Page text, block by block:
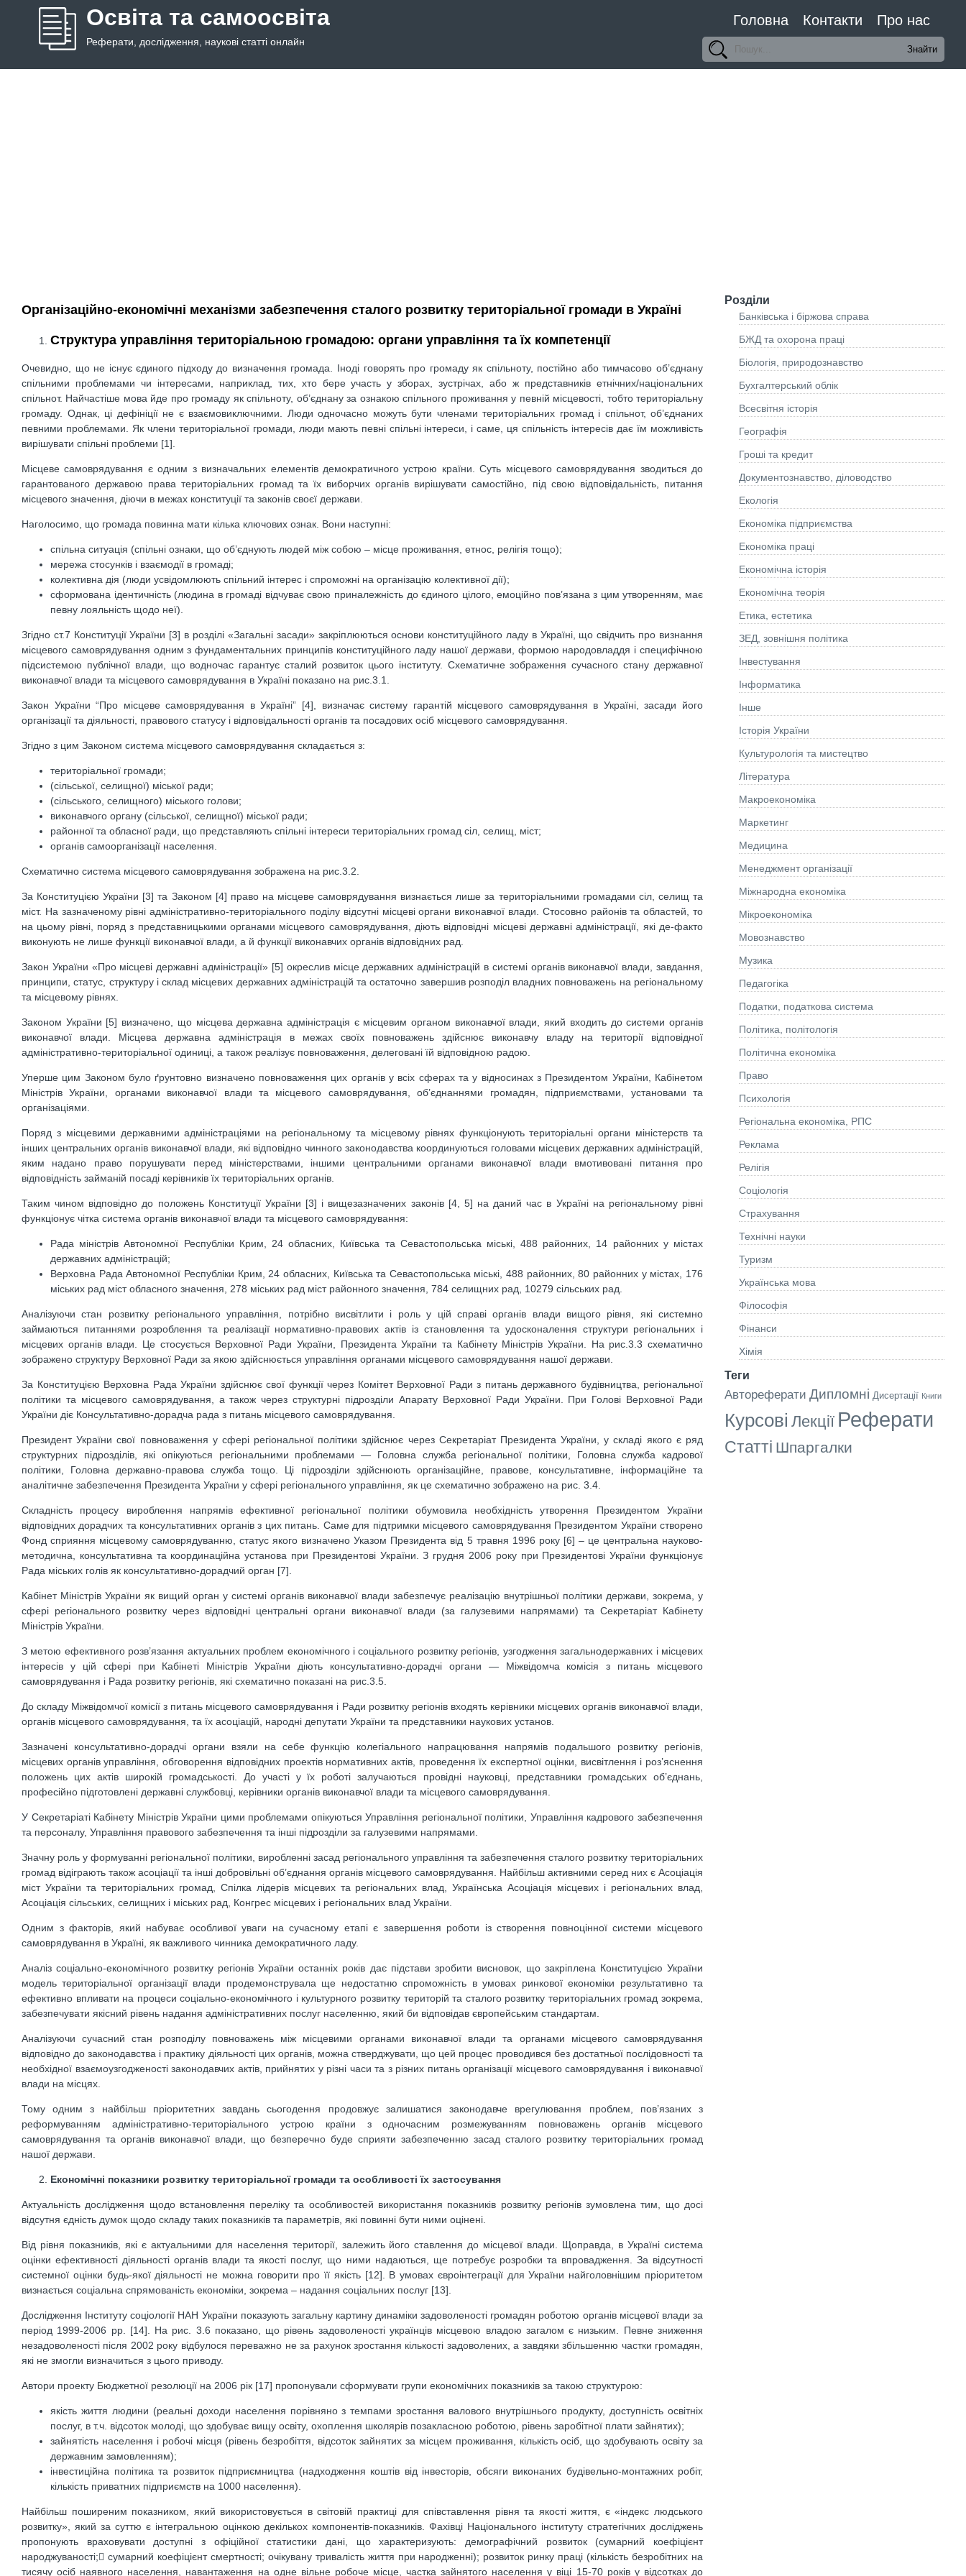
Освіта та самоосвіта
Реферати, дослідження, наукові статті онлайн
Головна Контакти Про нас
Організаційно-економічні механізми забезпечення сталого розвитку територіальної громади в Україні
Структура управління територіальною громадою: органи управління та їх компетенції
Очевидно, що не існує єдиного підходу до визначення громада. Іноді говорять про громаду як спільноту, постійно або тимчасово об’єднану
спільними проблемами чи інтересами, наприклад, тих, хто бере участь у зборах, зустрічах, або ж представників етнічних/національних
спільнот. Найчастіше мова йде про громаду як спільноту, об’єднану за ознакою спільного проживання у певній місцевості, тобто територіальну
громаду. Однак, ці дефініції не є взаємовиключними. Люди одночасно можуть бути членами територіальних громад і спільнот, об’єднаних
певними проблемами. Як члени територіальної громади, люди мають певні спільні інтереси, і саме, ця спільність інтересів дає їм можливість
вирішувати спільні проблеми [1].
Місцеве самоврядування є одним з визначальних елементів демократичного устрою країни. Суть місцевого самоврядування зводиться до
гарантованого державою права територіальних громад та їх виборчих органів вирішувати самостійно, під свою відповідальність, питання
місцевого значення, діючи в межах конституції та законів своєї держави.
Наголосимо, що громада повинна мати кілька ключових ознак. Вони наступні:
спільна ситуація (спільні ознаки, що об’єднують людей між собою – місце проживання, етнос, релігія тощо);
мережа стосунків і взаємодії в громаді;
колективна дія (люди усвідомлюють спільний інтерес і спроможні на організацію колективної дії);
сформована ідентичність (людина в громаді відчуває свою приналежність до єдиного цілого, емоційно пов’язана з цим утворенням, має
певну лояльність щодо неї).
Згідно ст.7 Конституції України [3] в розділі «Загальні засади» закріплюються основи конституційного ладу в Україні, що свідчить про визнання
місцевого самоврядування одним з фундаментальних принципів конституційного ладу нашої держави, формою народовладдя і специфічною
підсистемою публічної влади, що водночас гарантує сталий розвиток цього інституту. Схематичне зображення сучасного стану державної
виконавчої влади та місцевого самоврядування в Україні показано на рис.3.1.
Закон України “Про місцеве самоврядування в Україні” [4], визначає систему гарантій місцевого самоврядування в Україні, засади його
організації та діяльності, правового статусу і відповідальності органів та посадових осіб місцевого самоврядування.
Згідно з цим Законом система місцевого самоврядування складається з:
територіальної громади;
(сільської, селищної) міської ради;
(сільського, селищного) міського голови;
виконавчого органу (сільської, селищної) міської ради;
районної та обласної ради, що представляють спільні інтереси територіальних громад сіл, селищ, міст;
органів самоорганізації населення.
Схематично система місцевого самоврядування зображена на рис.3.2.
За Конституцією України [3] та Законом [4] право на місцеве самоврядування визнається лише за територіальними громадами сіл, селищ та
міст. На зазначеному рівні адміністративно-територіального поділу відсутні місцеві органи виконавчої влади. Стосовно районів та областей, то
на цьому рівні, поряд з представницькими органами місцевого самоврядування, діють відповідні місцеві державні адміністрації, які де-факто
виконують не лише функції виконавчої влади, а й функції виконавчих органів відповідних рад.
Закон України «Про місцеві державні адміністрації» [5] окреслив місце державних адміністрацій в системі органів виконавчої влади, завдання,
принципи, статус, структуру і склад місцевих державних адміністрацій та остаточно завершив розподіл владних повноважень на регіональному
та місцевому рівнях.
Законом України [5] визначено, що місцева державна адміністрація є місцевим органом виконавчої влади, який входить до системи органів
виконавчої влади. Місцева державна адміністрація в межах своїх повноважень здійснює виконавчу владу на території відповідної
адміністративно-територіальної одиниці, а також реалізує повноваження, делеговані їй відповідною радою.
Уперше цим Законом було ґрунтовно визначено повноваження цих органів у всіх сферах та у відносинах з Президентом України, Кабінетом
Міністрів України, органами виконавчої влади та місцевого самоврядування, об’єднаннями громадян, підприємствами, установами та
організаціями.
Поряд з місцевими державними адміністраціями на регіональному та місцевому рівнях функціонують територіальні органи міністерств та
інших центральних органів виконавчої влади, які відповідно чинного законодавства координуються головами місцевих державних адміністрацій,
яким надано право порушувати перед міністерствами, іншими центральними органами виконавчої влади вмотивовані питання про
відповідність займаній посаді керівників їх територіальних органів.
Таким чином відповідно до положень Конституції України [3] і вищезазначених законів [4, 5] на даний час в Україні на регіональному рівні
функціонує чітка система органів виконавчої влади та місцевого самоврядування:
Рада міністрів Автономної Республіки Крим, 24 обласних, Київська та Севастопольська міські, 488 районних, 14 районних у містах
державних адміністрацій;
Верховна Рада Автономної Республіки Крим, 24 обласних, Київська та Севастопольська міські, 488 районних, 80 районних у містах, 176
міських рад міст обласного значення, 278 міських рад міст районного значення, 784 селищних рад, 10279 сільських рад.
Аналізуючи стан розвитку регіонального управління, потрібно висвітлити і роль у цій справі органів влади вищого рівня, які системно
займаються питаннями розроблення та реалізації нормативно-правових актів із становлення та удосконалення структури регіональних і
місцевих органів влади. Це стосується Верховної Ради України, Президента України та Кабінету Міністрів України. На рис.3.3 схематично
зображено структуру Верховної Ради за якою здійснюється управління органами місцевого самоврядування нашої держави.
За Конституцією Верховна Рада України здійснює свої функції через Комітет Верховної Ради з питань державного будівництва, регіональної
політики та місцевого самоврядування, а також через структурні підрозділи Апарату Верховної Ради України. При Голові Верховної Ради
України діє Консультативно-дорадча рада з питань місцевого самоврядування.
Президент України свої повноваження у сфері регіональної політики здійснює через Секретаріат Президента України, у складі якого є ряд
структурних підрозділів, які опікуються регіональними проблемами — Головна служба регіональної політики, Головна служба кадрової
політики, Головна державно-правова служба тощо. Ці підрозділи здійснюють організаційне, правове, консультативне, інформаційне та
аналітичне забезпечення Президента України у сфері регіонального управління, як це схематично зображено на рис. 3.4.
Складність процесу вироблення напрямів ефективної регіональної політики обумовила необхідність утворення Президентом України
відповідних дорадчих та консультативних органів з цих питань. Саме для підтримки місцевого самоврядування Президентом України створено
Фонд сприяння місцевому самоврядуванню, статус якого визначено Указом Президента від 5 травня 1996 року [6] – це центральна науково-
методична, консультативна та координаційна установа при Президентові України. З грудня 2006 року при Президентові України функціонує
Рада міських голів як консультативно-дорадчий орган [7].
Кабінет Міністрів України як вищий орган у системі органів виконавчої влади забезпечує реалізацію внутрішньої політики держави, зокрема, у
сфері регіонального розвитку через відповідні центральні органи виконавчої влади (за галузевими напрямами) та Секретаріат Кабінету
Міністрів України.
З метою ефективного розв’язання актуальних проблем економічного і соціального розвитку регіонів, узгодження загальнодержавних і місцевих
інтересів у цій сфері при Кабінеті Міністрів України діють консультативно-дорадчі органи — Міжвідомча комісія з питань місцевого
самоврядування і Рада розвитку регіонів, які схематично показані на рис.3.5.
До складу Міжвідомчої комісії з питань місцевого самоврядування і Ради розвитку регіонів входять керівники місцевих органів виконавчої влади,
органів місцевого самоврядування, та їх асоціацій, народні депутати України та представники наукових установ.
Зазначені консультативно-дорадчі органи взяли на себе функцію колегіального напрацювання напрямів подальшого розвитку регіонів,
місцевих органів управління, обговорення відповідних проектів нормативних актів, проведення їх експертної оцінки, висвітлення і роз’яснення
положень цих актів широкій громадськості. До участі у їх роботі залучаються провідні науковці, представники громадських об’єднань,
професійно підготовлені державні службовці, керівники органів виконавчої влади та місцевого самоврядування.
У Секретаріаті Кабінету Міністрів України цими проблемами опікуються Управління регіональної політики, Управління кадрового забезпечення
та персоналу, Управління правового забезпечення та інші підрозділи за галузевими напрямами.
Значну роль у формуванні регіональної політики, виробленні засад регіонального управління та забезпечення сталого розвитку територіальних
громад відіграють також асоціації та інші добровільні об’єднання органів місцевого самоврядування. Найбільш активними серед них є Асоціація
міст України та територіальних громад, Спілка лідерів місцевих та регіональних влад, Українська Асоціація місцевих і регіональних влад,
Асоціація сільських, селищних і міських рад, Конгрес місцевих і регіональних влад України.
Одним з факторів, який набуває особливої уваги на сучасному етапі є завершення роботи із створення повноцінної системи місцевого
самоврядування в Україні, як важливого чинника демократичного ладу.
Аналіз соціально-економічного розвитку регіонів України останніх років дає підстави зробити висновок, що закріплена Конституцією України
модель територіальної організації влади продемонструвала ще недостатню спроможність в умовах ринкової економіки результативно та
ефективно впливати на процеси соціально-економічного і культурного розвитку територій та сталого розвитку територіальних громад зокрема,
забезпечувати якісний рівень надання адміністративних послуг населенню, який би відповідав європейським стандартам.
Аналізуючи сучасний стан розподілу повноважень між місцевими органами виконавчої влади та органами місцевого самоврядування
відповідно до законодавства і практику діяльності цих органів, можна стверджувати, що цей процес проводився без достатньої послідовності та
необхідної взаємоузгодженості законодавчих актів, прийнятих у різні часи та з різних питань організації місцевого самоврядування і виконавчої
влади на місцях.
Тому одним з найбільш пріоритетних завдань сьогодення продовжує залишатися законодавче врегулювання проблем, пов’язаних з
реформуванням адміністративно-територіального устрою країни з одночасним розмежуванням повноважень органів місцевого
самоврядування та органів виконавчої влади, що безперечно буде сприяти забезпеченню засад сталого розвитку територіальних громад
нашої держави.
Економічні показники розвитку територіальної громади та особливості їх застосування
Актуальність дослідження щодо встановлення переліку та особливостей використання показників розвитку регіонів зумовлена тим, що досі
відсутня єдність думок щодо складу таких показників та параметрів, які повинні бути ними оцінені.
Від рівня показників, які є актуальними для населення території, залежить його ставлення до місцевої влади. Щоправда, в Україні система
оцінки ефективності діяльності органів влади та якості послуг, що ними надаються, ще потребує розробки та впровадження. За відсутності
системної оцінки будь-якої діяльності не можна говорити про її якість [12]. В умовах євроінтеграції для України найголовнішим пріоритетом
визнається соціальна спрямованість економіки, зокрема – надання соціальних послуг [13].
Дослідження Інституту соціології НАН України показують загальну картину динаміки задоволеності громадян роботою органів місцевої влади за
період 1999-2006 рр. [14]. На рис. 3.6 показано, що рівень задоволеності українців місцевою владою загалом є низьким. Певне зниження
незадоволеності після 2002 року відбулося переважно не за рахунок зростання кількості задоволених, а завдяки збільшенню частки громадян,
які не змогли визначиться з цього приводу.
Автори проекту Бюджетної резолюції на 2006 рік [17] пропонували сформувати групи економічних показників за такою структурою:
якість життя людини (реальні доходи населення порівняно з темпами зростання валового внутрішнього продукту, доступність освітніх
послуг, в т.ч. відсоток молоді, що здобуває вищу освіту, охоплення школярів позакласною роботою, рівень заробітної плати зайнятих);
зайнятість населення і робочі місця (рівень безробіття, відсоток зайнятих за місцем проживання, кількість осіб, що здобувають освіту за
державним замовленням);
інвестиційна політика та розвиток підприємництва (надходження коштів від інвесторів, обсяги виконаних будівельно-монтажних робіт,
кількість приватних підприємств на 1000 населення).
Найбільш поширеним показником, який використовується в світовій практиці для співставлення рівня та якості життя, є «індекс людського
розвитку», який за суттю є інтегральною оцінкою декількох компонентів-показників. Фахівці Національного інституту стратегічних досліджень
пропонують враховувати доступні з офіційної статистики дані, що характеризують: демографічний розвиток (сумарний коефіцієнт
народжуваності; сумарний коефіцієнт смертності; очікувану тривалість життя при народженні); розвиток ринку праці (кількість безробітних на
тисячу осіб наявного населення, навантаження на одне вільне робоче місце, частка зайнятого населення у віці 15-70 років у відсотках до
Розділи
Банківська і біржова справа
БЖД та охорона праці
Біологія, природознавство
Бухгалтерський облік
Всесвітня історія
Географія
Гроші та кредит
Документознавство, діловодство
Екологія
Економіка підприємства
Економіка праці
Економічна історія
Економічна теорія
Етика, естетика
ЗЕД, зовнішня політика
Інвестування
Інформатика
Інше
Історія України
Культурологія та мистецтво
Літературa
Макроекономіка
Маркетинг
Медицина
Менеджмент організації
Міжнародна економіка
Мікроекономіка
Мовознавство
Музика
Педагогіка
Податки, податкова система
Політика, політологія
Політична економіка
Право
Психологія
Регіональна економіка, РПС
Реклама
Релігія
Соціологія
Страхування
Технічні науки
Туризм
Українська мова
Філософія
Фінанси
Хімія
Теги
Автореферати Дипломні Дисертації Книги
Курсові Лекції Реферати
Статті Шпаргалки